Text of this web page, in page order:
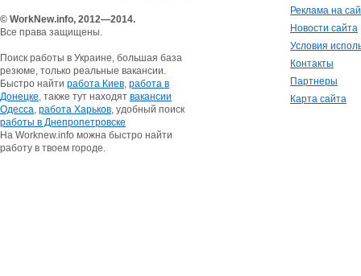
© WorkNew.info, 2012—2014.
Все права защищены.
Поиск работы в Украине, большая база
резюме, только реальные вакансии.
Быстро найти работа Киев, работа в
Донецке, также тут находят вакансии
Одесса, работа Харьков, удобный поиск
работы в Днепропетровске
На Worknew.info можна быстро найти
работу в твоем городе.
Реклама на
Новости сайта
Условия
Контакты
Партнеры
Карта сайта